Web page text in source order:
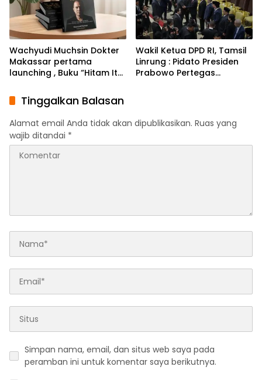
Wachyudi Muchsin Dokter
Makassar pertama
launching , Buku “Hitam Itu
Malaysia
Wakil Ketua DPD RI, Tamsil
Linrung : Pidato Presiden
Prabowo Pertegas
Tinggalkan Balasan
Alamat email Anda tidak akan dipublikasikan. Ruas yang
wajib ditandai *
Simpan nama, email, dan situs web saya pada
peramban ini untuk komentar saya berikutnya.